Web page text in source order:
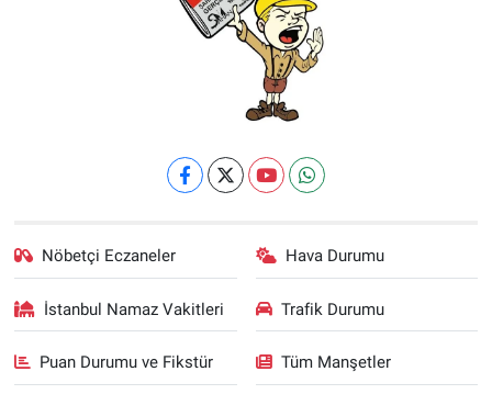
Nöbetçi Eczaneler Hava Durumu
İstanbul Namaz Vakitleri Trafik Durumu
Puan Durumu ve Fikstür Tüm Manşetler